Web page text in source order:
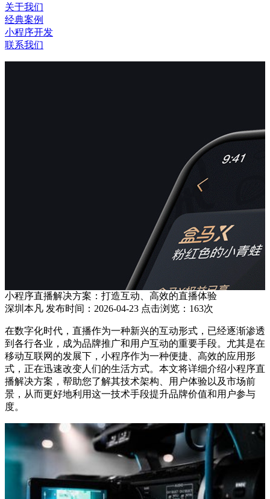
关于我们
经典案例
小程序开发
联系我们
小程序直播解决方案：打造互动、高效的直播体验
深圳本凡 发布时间：2026-04-23 点击浏览：163次
在数字化时代，直播作为一种新兴的互动形式，已经逐渐渗透
到各行各业，成为品牌推广和用户互动的重要手段。尤其是在
移动互联网的发展下，小程序作为一种便捷、高效的应用形
式，正在迅速改变人们的生活方式。本文将详细介绍小程序直
播解决方案，帮助您了解其技术架构、用户体验以及市场前
景，从而更好地利用这一技术手段提升品牌价值和用户参与
度。